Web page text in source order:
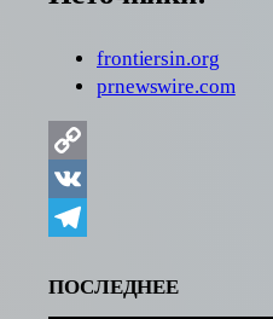
frontiersin.org
prnewswire.com
Copy
Link
VK
ПОСЛЕДНЕЕ